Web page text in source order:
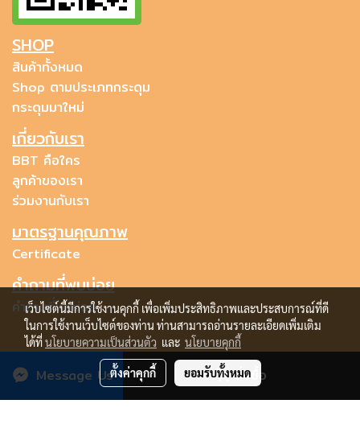
สั่งซื้อ
Message Us
SHOP
สินค้าทั้งหมด
Shop ตามประเภทกระดุม
กระดุมมาใหม่
เกี่ยวกับเรา
BBT คือใคร
ลูกค้าของเรา
ร่วมงานกับเรา
มาตรฐานคุณภาพ
Certificate
คำถามที่พบบ่อย
คำถามที่พบบ่อย
เว็บไซต์นี้มีการใช้งานคุกกี้ เพื่อเพิ่มประสิทธิภาพและประสบการณ์ที่ดี
ในการใช้งานเว็บไซต์ของท่าน ท่านสามารถอ่านรายละเอียดเพิ่มเติม
ได้ที่นโยบายความเป็นส่วนตัว และ นโยบายคุกกี้
ตั้งค่าคุกกี้ ยอมรับทั้งหมด